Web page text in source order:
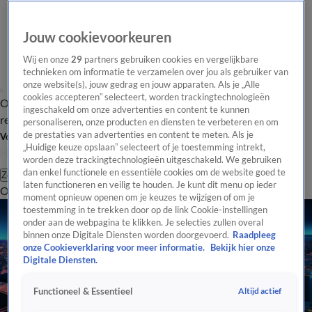
Overzicht Laatste nieuws Regionieuws Het beste van Hart
Tip de
redactie
Volg Hart van Nederland
Zoeken
OverzichtRegioUitzendingenWeerTip de redactiePanelVideo's
Jouw cookievoorkeuren
Wij en onze29 partners gebruiken cookies en vergelijkbare
technieken om informatie te verzamelen over jou als gebruiker van
onze website(s), jouw gedrag en jouw apparaten. Als je „Alle
cookies accepteren” selecteert, worden trackingtechnologieën
ingeschakeld om onze advertenties en content te kunnen
personaliseren, onze producten en diensten te verbeteren en om
de prestaties van advertenties en content te meten. Als je
„Huidige keuze opslaan” selecteert of je toestemming intrekt,
worden deze trackingtechnologieën uitgeschakeld. We gebruiken
dan enkel functionele en essentiële cookies om de website goed te
laten functioneren en veilig te houden. Je kunt dit menu op ieder
moment opnieuw openen om je keuzes te wijzigen of om je
toestemming in te trekken door op de link Cookie-instellingen
onder aan de webpagina te klikken. Je selecties zullen overal
binnen onze Digitale Diensten worden doorgevoerd. Raadpleeg
onze Cookieverklaring voor meer informatie.
Bekijk hier onze
Digitale Diensten.
Functioneel & Essentieel Altijd actief